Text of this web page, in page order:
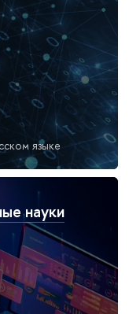
языке
науки